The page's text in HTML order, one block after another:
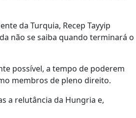
da Turquia, Recep Tayyip
não se saiba quando terminará o
possível, a tempo de poderem
membros de pleno direito.
a relutância da Hungria e,